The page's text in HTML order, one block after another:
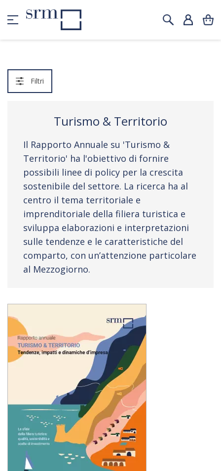
Filtri
Turismo & Territorio
Il Rapporto Annuale su 'Turismo &
Territorio' ha l'obiettivo di fornire
possibili linee di policy per la crescita
sostenibile del settore. La ricerca ha al
centro il tema territoriale e
imprenditoriale della filiera turistica e
sviluppa elaborazioni e interpretazioni
sulle tendenze e le caratteristiche del
comparto, con un’attenzione particolare
al Mezzogiorno.